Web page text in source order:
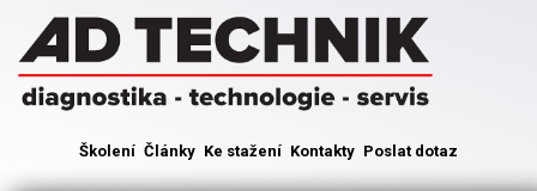
Školení Články Ke stažení Kontakty Poslat dotaz